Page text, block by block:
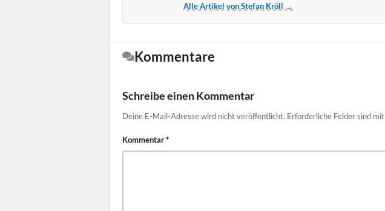
Alle Artikel von Stefan Kröll →
Kommentare
Schreibe einen Kommentar
Deine E-Mail-Adresse wird nicht veröffentlicht. Erforderliche Felder sind mit
Kommentar*